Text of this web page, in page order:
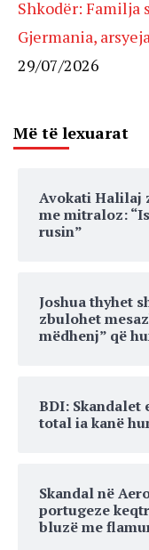
Shkodër: Familja
Gjermania,
29/07/2026
Më të lexuarat
Avokati Halilaj
me mitraloz:
rusin”
Joshua thyhet
zbulohet
mëdhenj” që
BDI: Skandalet
total ia kanë
Skandal në
portugeze
bluzë me